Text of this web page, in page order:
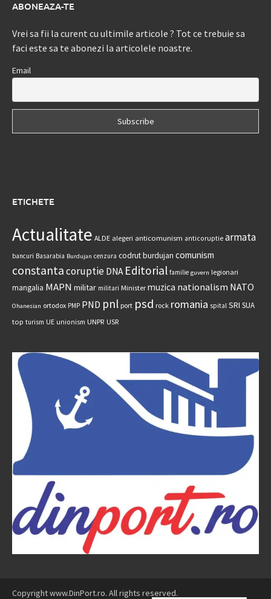
ABONEAZA-TE
Vrei sa fii la curent cu ultimile articole ? Tot ce trebuie sa
faci este sa te abonezi la articolele noastre.
Email
ETICHETE
Actualitate ALDE alegeri anticomunism anticoruptie armata
bancuri Basarabia Burdujan cenzura codrut burdujan comunism
constantacoruptie DNA Editorial familie guvern legionari
mangalia MAPN militar militari Minister muzica nationalism NATO
Ohanesian ortodox PMP PND pnl port psd rock romania spital SRI SUA
top turism UE unionism UNPR USR
Copyright www.DinPort.ro. All rights reserved.